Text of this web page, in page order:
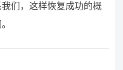
们，这样恢复成功的概